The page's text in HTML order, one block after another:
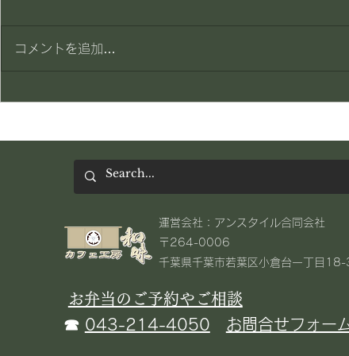
コメントを追加…
​運営会社：アンスタイル合同会社
〒264-0006
千葉県千葉市若葉区小倉台一丁目18-
お弁当のご予約やご相談
☎ 043-214-4050 お問合せフォー